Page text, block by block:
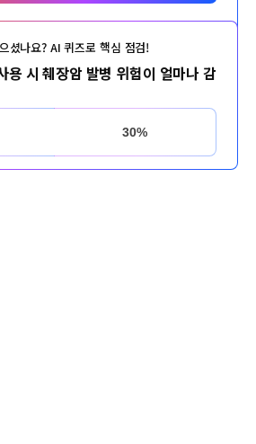
셨나요? AI 퀴즈로 핵심 점검!
용 시 췌장암 발병 위험이 얼마나 감
30%